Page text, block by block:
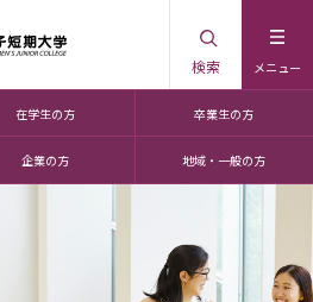
メニュー
検索
在学生の方 卒業生の方
企業の方 地域・一般の方